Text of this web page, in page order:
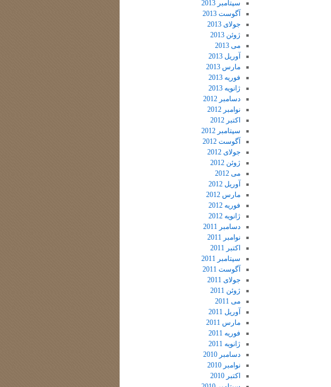
سپتامبر 2013
آگوست 2013
جولای 2013
ژوئن 2013
می 2013
آوریل 2013
مارس 2013
فوریه 2013
ژانویه 2013
دسامبر 2012
نوامبر 2012
اکتبر 2012
سپتامبر 2012
آگوست 2012
جولای 2012
ژوئن 2012
می 2012
آوریل 2012
مارس 2012
فوریه 2012
ژانویه 2012
دسامبر 2011
نوامبر 2011
اکتبر 2011
سپتامبر 2011
آگوست 2011
جولای 2011
ژوئن 2011
می 2011
آوریل 2011
مارس 2011
فوریه 2011
ژانویه 2011
دسامبر 2010
نوامبر 2010
اکتبر 2010